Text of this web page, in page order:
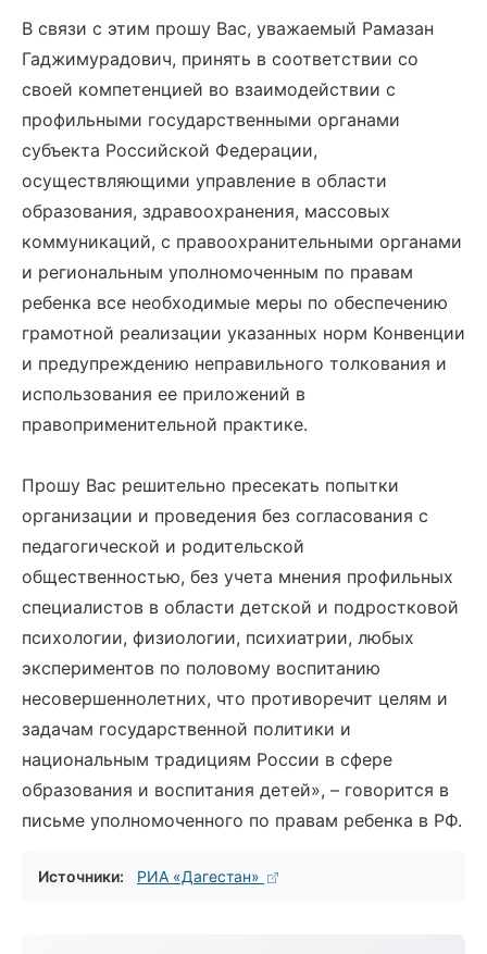
В связи с этим прошу Вас, уважаемый Рамазан
Гаджимурадович, принять в соответствии со
своей компетенцией во взаимодействии с
профильными государственными органами
субъекта Российской Федерации,
осуществляющими управление в области
образования, здравоохранения, массовых
коммуникаций, с правоохранительными органами
и региональным уполномоченным по правам
ребенка все необходимые меры по обеспечению
грамотной реализации указанных норм Конвенции
и предупреждению неправильного толкования и
использования ее приложений в
правоприменительной практике.
Прошу Вас решительно пресекать попытки
организации и проведения без согласования с
педагогической и родительской
общественностью, без учета мнения профильных
специалистов в области детской и подростковой
психологии, физиологии, психиатрии, любых
экспериментов по половому воспитанию
несовершеннолетних, что противоречит целям и
задачам государственной политики и
национальным традициям России в сфере
образования и воспитания детей», – говорится в
письме уполномоченного по правам ребенка в РФ.
Источники: РИА «Дагестан»